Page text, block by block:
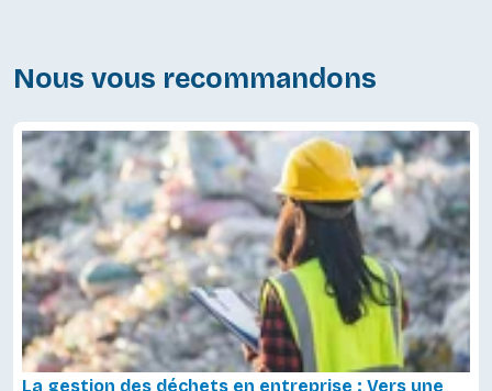
Nous vous recommandons
La gestion des déchets en entreprise : Vers une